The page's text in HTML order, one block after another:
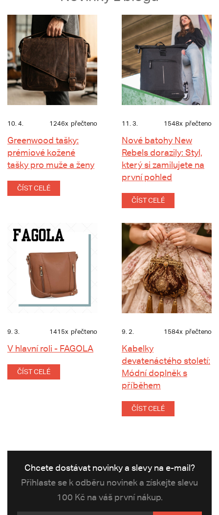
10. 4. 1246x přečteno
Greenwood tašky:
prémiové kožené
tašky pro muže a ženy
ČÍST CELÉ
11. 3. 1548x přečteno
Nové batohy New
Rebels dorazily: Styl,
který si zamilujete na
první pohled
ČÍST CELÉ
9. 3. 1415x přečteno
V hlavní roli - FAGOLA
ČÍST CELÉ
9. 2. 1584x přečteno
Kabelky
devatenáctého století:
Módní doplněk s
příběhem
ČÍST CELÉ
Chcete dostávat novinky a slevy na e-mail?
Přihlaste se k odběru novinek a získejte slevu
100 Kč na váš první nákup.